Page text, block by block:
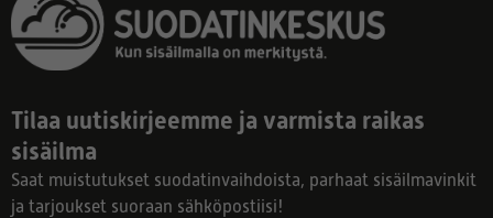
Tilaa uutiskirjeemme ja varmista raikas
sisäilma
Saat muistutukset suodatinvaihdoista, parhaat sisäilmavinkit
ja tarjoukset suoraan sähköpostiisi!